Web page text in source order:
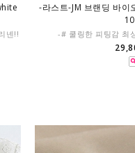
넨!!
-라스트-JM 브랜딩 바이
-# 쿨링한 피팅감 최